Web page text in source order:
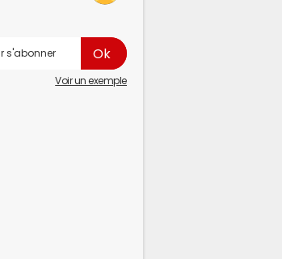
Voir un exemple